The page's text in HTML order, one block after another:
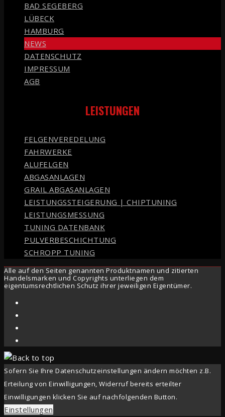
BAD SEGEBERG
LÜBECK
HAMBURG
NEWS
DATENSCHUTZ
IMPRESSUM
AGB
LEISTUNGEN
FELGENVEREDELUNG
FAHRWERKE
ALUFELGEN
ABGASANLAGEN
GRAIL ABGASANLAGEN
LEISTUNGSSTEIGERUNG | CHIPTUNING
LEISTUNGSMESSUNG
TUNING DATENBANK
PULVERBESCHICHTUNG
SCHROPP TUNING
Alle auf den Seiten genannten Produktnamen und zitierten
Handelsmarken und Copyrights unterliegen dem
eigentumsrechtlichen Schutz ihrer jeweiligen Eigentümer.
Sofern Sie Ihre Datenschutzeinstellungen ändern möchten z.B.
Erteilung von Einwilligungen, Widerruf bereits erteilter
Einwilligungen klicken Sie auf nachfolgenden Button.
Einstellungen